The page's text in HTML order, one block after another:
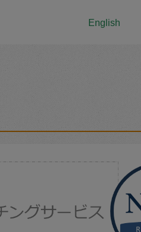
English